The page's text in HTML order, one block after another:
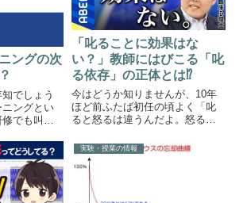
ングの次
でしょう
ングとい
でも叫ば
視の教育
が今の日
中で、海
注目されて
「叱ることに効果はな
い？」教師にはびこる「叱
る依存」の正体とは⁉
今はどうか知りませんが、10年
ほど前ふたば初任の頃よく「叱
ると怒るは違うんだよ。怒るは
静なんだよ。」的なことを言わ
れました。その時は「なるほ
ど〜」と納得しました。でも、
ある程度経験をつんでから尊敬
する先生から「感...
実験・授業の情報